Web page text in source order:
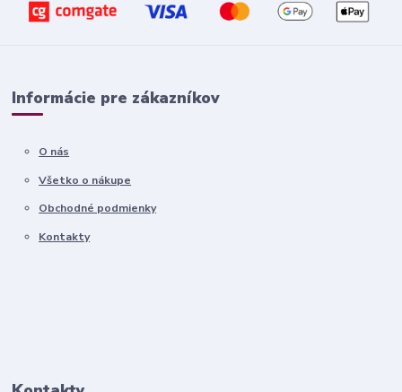
Informácie pre zákazníkov
O nás
Všetko o nákupe
Obchodné podmienky
Kontakty